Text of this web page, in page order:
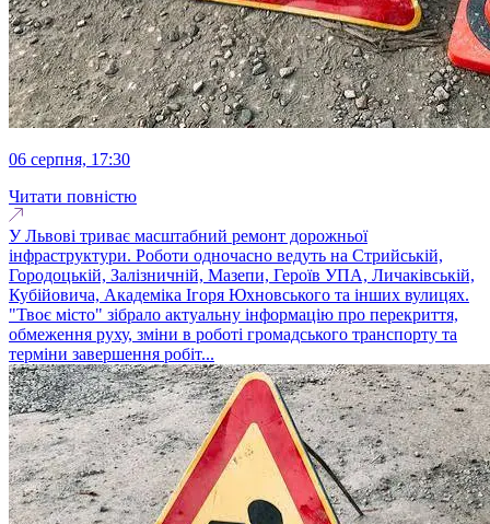
06 серпня, 17:30
Читати повністю
У Львові триває масштабний ремонт дорожньої
інфраструктури. Роботи одночасно ведуть на Стрийській,
Городоцькій, Залізничній, Мазепи, Героїв УПА, Личаківській,
Кубійовича, Академіка Ігоря Юхновського та інших вулицях.
"Твоє місто" зібрало актуальну інформацію про перекриття,
обмеження руху, зміни в роботі громадського транспорту та
терміни завершення робіт...